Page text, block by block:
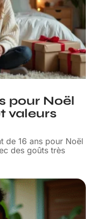
pour Noël
valeurs
de 16 ans pour Noël
des goûts très